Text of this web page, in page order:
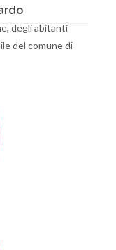
degli abitanti
del comune di